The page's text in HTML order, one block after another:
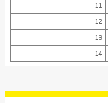
11
12
13
14